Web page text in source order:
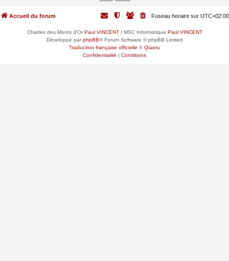
Accueil du forum Fuseau horaire sur UTC+02:00
Chartes des Monts d'OrPaul VINCENT| MSC Informatique Paul VINCENT
Développé parphpBB® Forum Software © phpBB Limited
Traduction française officielle ©Qiaeru
Confidentialité | Conditions